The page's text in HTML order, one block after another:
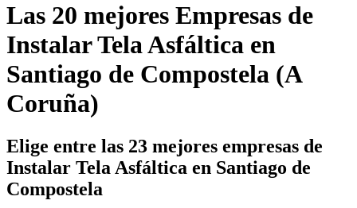
Las 20 mejores Empresas de
Instalar Tela Asfáltica en
Santiago de Compostela (A
Coruña)
Elige entre las 23 mejores empresas de
Instalar Tela Asfáltica en Santiago de
Compostela